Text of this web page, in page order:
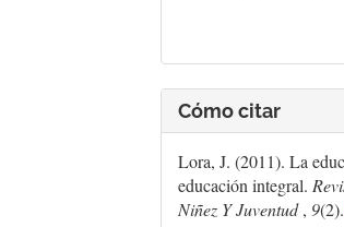
Cómo citar
Lora, J. (2011). La
educación integral.
Niñez Y Juventud, 9